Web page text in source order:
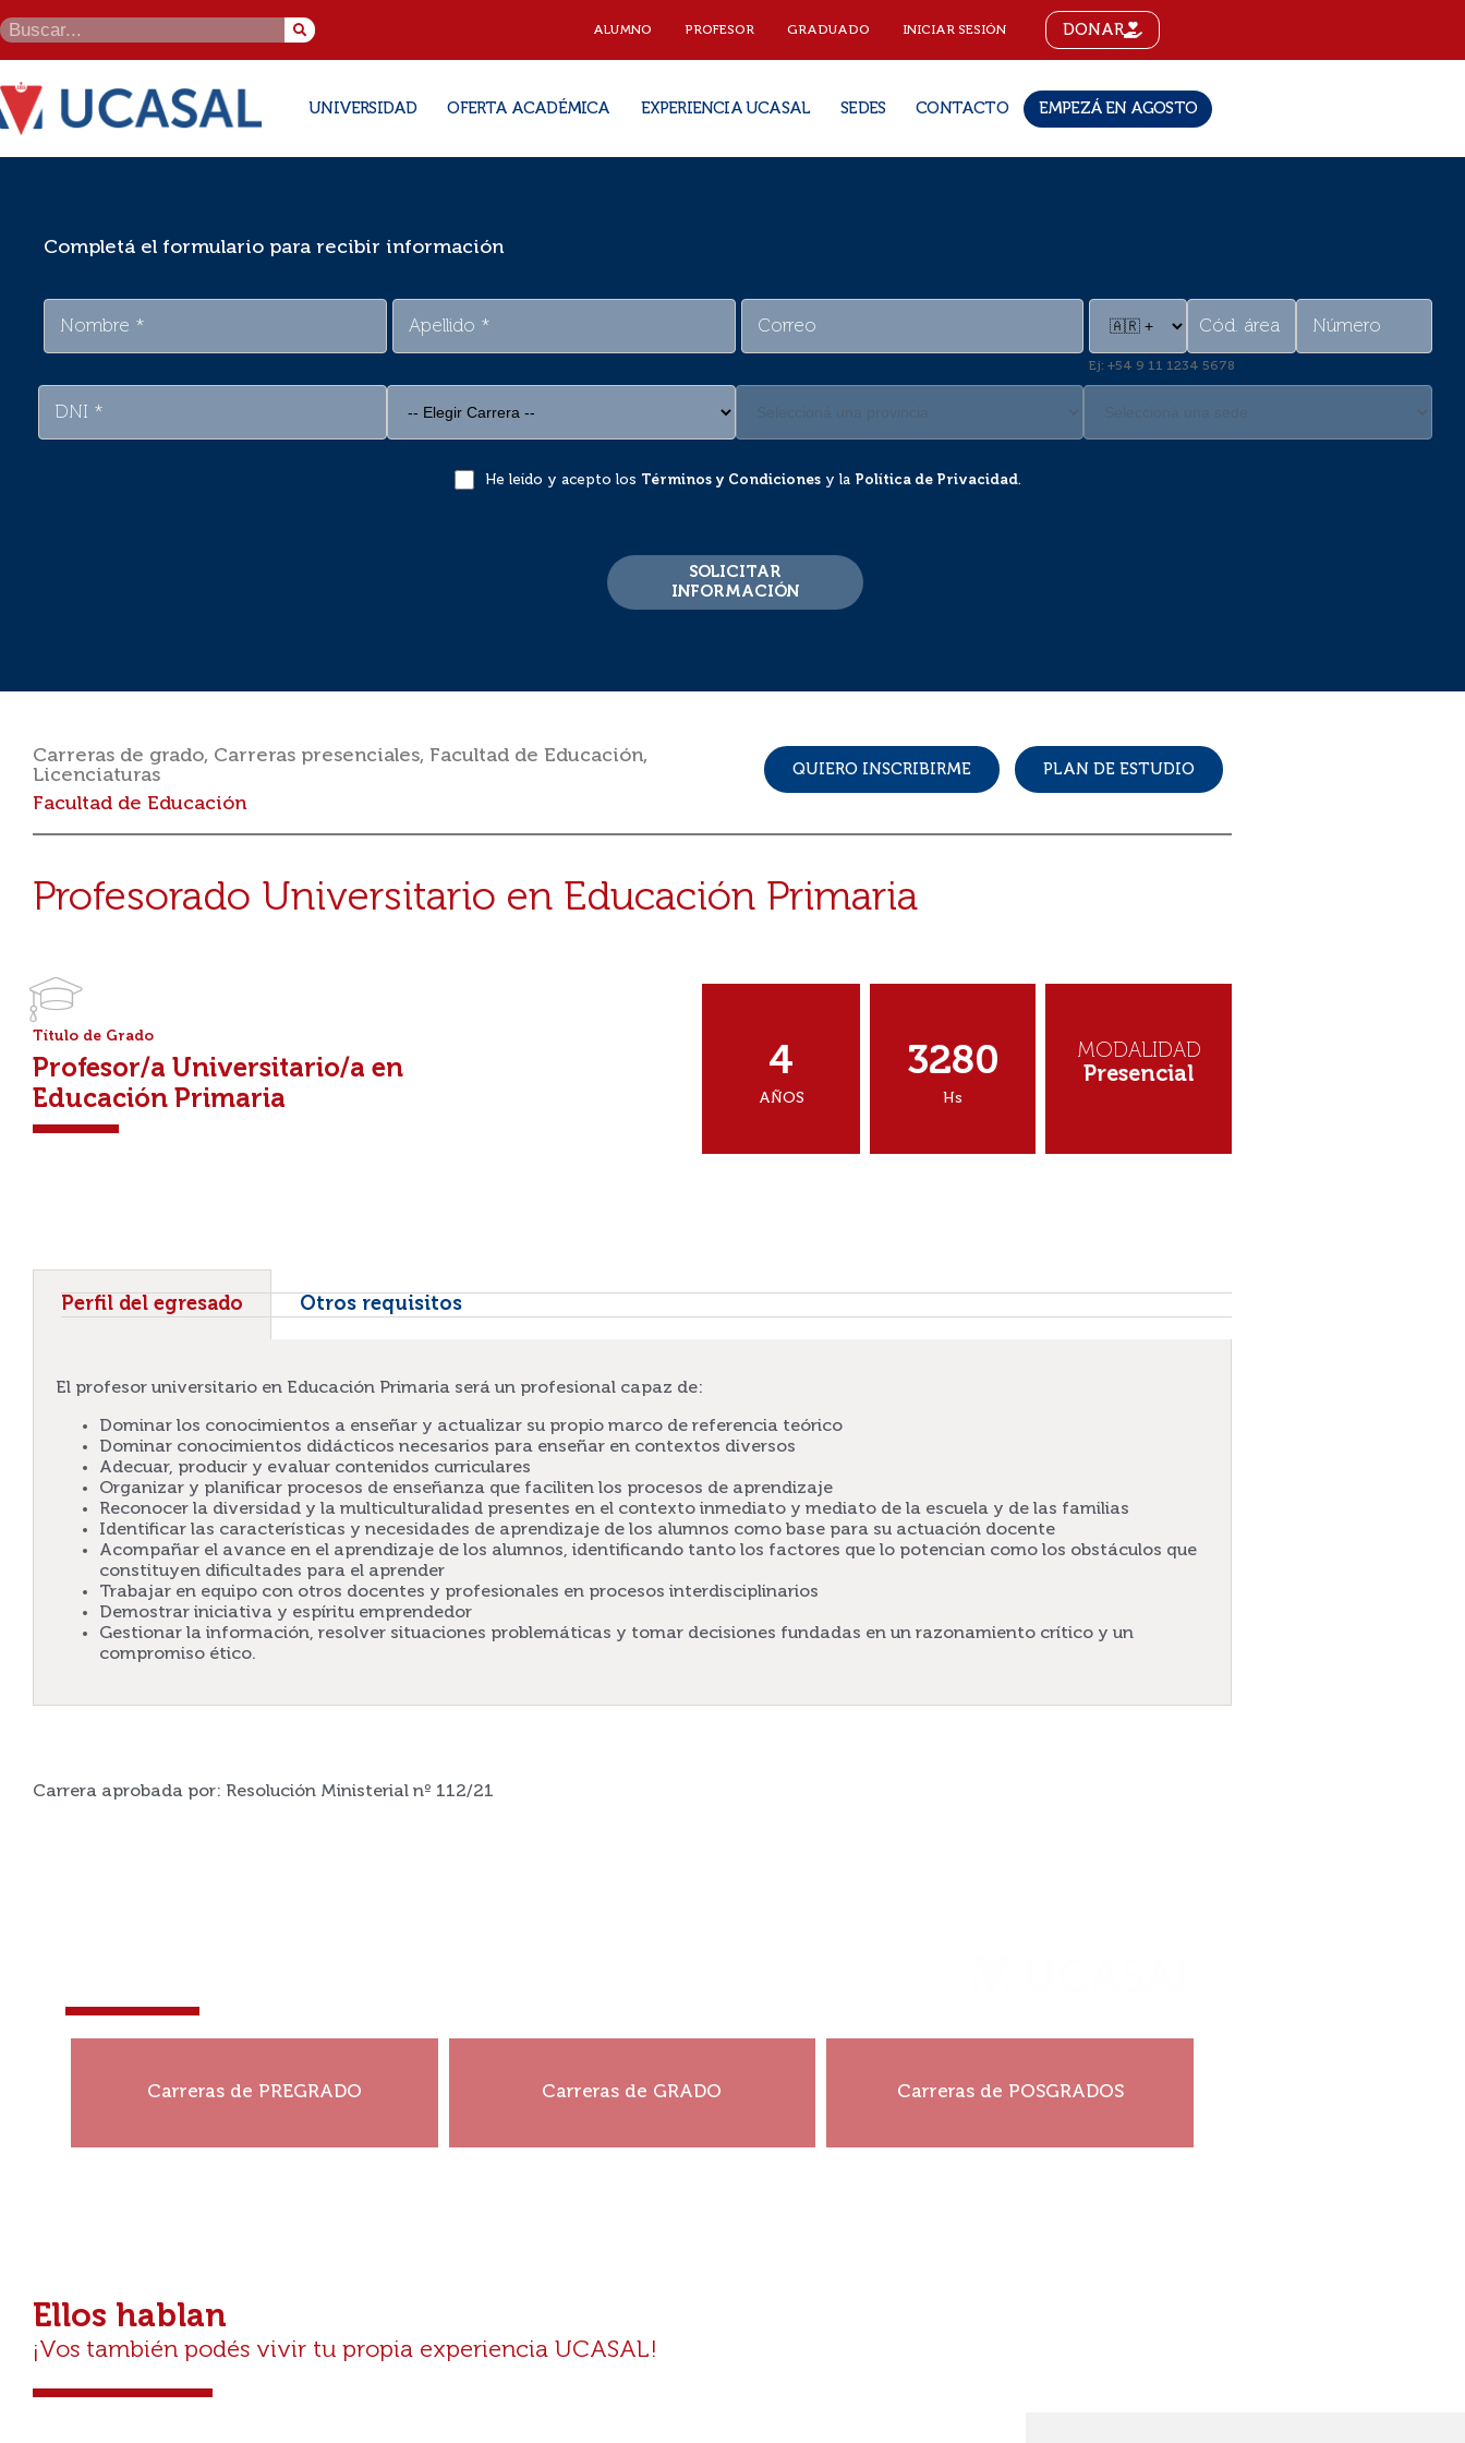
ALUMNO PROFESOR GRADUADO INICIAR SESIÓN DONAR
UNIVERSIDAD OFERTA ACADÉMICA EXPERIENCIA UCASAL SEDES CONTACTO EMPEZÁ EN AGOSTO
Completá el formulario para recibir información
Ej: +54 9 11 1234 5678
He leído y acepto los Términos y Condicionesy la Política de Privacidad.
SOLICITAR
INFORMACIÓN
Carreras de grado, Carreras presenciales, Facultad de Educación,
Licenciaturas
Facultad de Educación
QUIERO INSCRIBIRME PLAN DE ESTUDIO
Profesorado Universitario en Educación Primaria
Título de Grado
Profesor/a Universitario/a en
Educación Primaria
4
AÑOS
3280
Hs
MODALIDAD
Presencial
Perfil del egresado Otros requisitos
El profesor universitario en Educación Primaria será un profesional capaz de:
Dominar los conocimientos a enseñar y actualizar su propio marco de referencia teórico
Dominar conocimientos didácticos necesarios para enseñar en contextos diversos
Adecuar, producir y evaluar contenidos curriculares
Organizar y planificar procesos de enseñanza que faciliten los procesos de aprendizaje
Reconocer la diversidad y la multiculturalidad presentes en el contexto inmediato y mediato de la escuela y de las familias
Identificar las características y necesidades de aprendizaje de los alumnos como base para su actuación docente
Acompañar el avance en el aprendizaje de los alumnos, identificando tanto los factores que lo potencian como los obstáculos que
constituyen dificultades para el aprender
Trabajar en equipo con otros docentes y profesionales en procesos interdisciplinarios
Demostrar iniciativa y espíritu emprendedor
Gestionar la información, resolver situaciones problemáticas y tomar decisiones fundadas en un razonamiento crítico y un
compromiso ético.
Carrera aprobada por: Resolución Ministerial nº 112/21
Carreras de PREGRADO Carreras de GRADO Carreras de POSGRADOS
Ellos hablan
¡Vos también podés vivir tu propia experiencia UCASAL!